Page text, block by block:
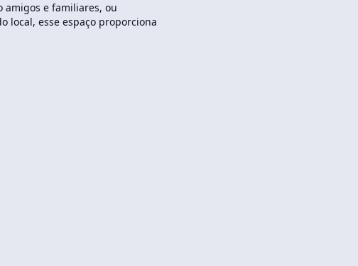
amigos e familiares, ou
local, esse espaço proporciona